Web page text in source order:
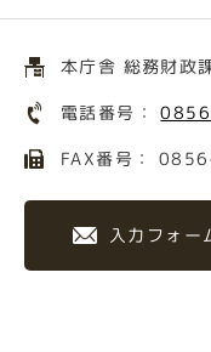
本庁舎 総務財政
電話番号：
FAX番号：
入力フォー